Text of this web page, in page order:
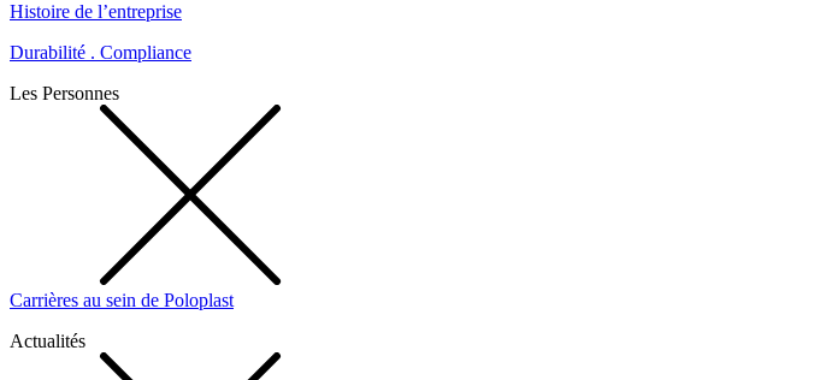
Histoire de l’entreprise
Durabilité . Compliance
Les Personnes
Carrières au sein de Poloplast
Actualités